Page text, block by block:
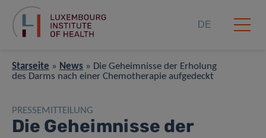
DE
Starseite » News » Die Geheimnisse der Erholung
des Darms nach einer Chemotherapie aufgedeckt
PRESSEMITTEILUNG
Die Geheimnisse der